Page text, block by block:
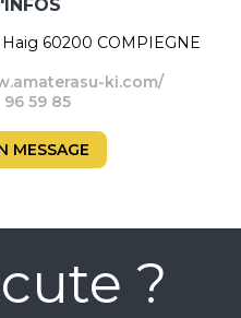
60200 COMPIEGNE
ki.com/
96 59 85
MESSAGE
?